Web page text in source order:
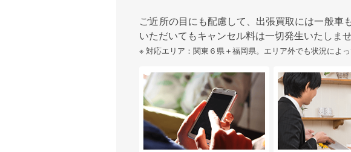
ご近所の目にも配慮して、出張買取には一般車
いただいてもキャンセル料は一切発生いたしませ
※ 対応エリア：関東６県＋福岡県。エリア外でも状況によ